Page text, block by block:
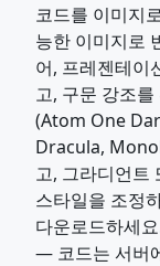
코드를 이미지
능한 이미지로
어, 프레젠테이
고, 구문 강조
(Atom One
Dracula,
고, 그라디언트
스타일을 조정
다운로드하세
— 코드는 서버